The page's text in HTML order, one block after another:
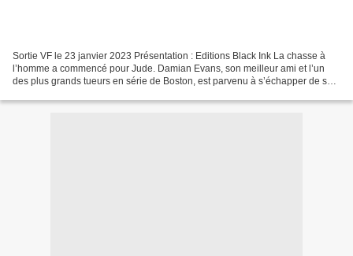
Sortie VF le 23 janvier 2023 Présentation : Editions Black Ink La chasse à
l’homme a commencé pour Jude. Damian Evans, son meilleur ami et l’un
des plus grands tueurs en série de Boston, est parvenu à s’échapper de sa